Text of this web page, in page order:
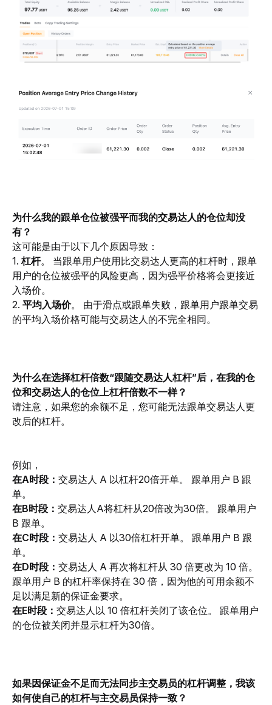
为什么我的跟单仓位被强平而我的交易达人的仓位却没
有？
这可能是由于以下几个原因导致：
1. 杠杆。 当跟单用户使用比交易达人更高的杠杆时，跟单
用户的仓位被强平的风险更高，因为强平价格将会更接近
入场价。
2. 平均入场价。 由于滑点或跟单失败，跟单用户跟单交易
的平均入场价格可能与交易达人的不完全相同。
为什么在选择杠杆倍数“跟随交易达人杠杆”后，在我的仓
位和交易达人的仓位上杠杆倍数不一样？
请注意，如果您的余额不足，您可能无法跟单交易达人更
改后的杠杆。
例如，
在A时段： 交易达人 A 以杠杆20倍开单。 跟单用户 B 跟
单。
在B时段： 交易达人A将杠杆从20倍改为30倍。 跟单用户
B 跟单。
在C时段： 交易达人 A 以30倍杠杆开单。 跟单用户 B 跟
单。
在D时段： 交易达人 A 再次将杠杆从 30 倍更改为 10 倍。
跟单用户 B 的杠杆率保持在 30 倍，因为他的可用余额不
足以满足新的保证金要求。
在E时段： 交易达人以 10 倍杠杆关闭了该仓位。 跟单用户
的仓位被关闭并显示杠杆为30倍。
如果因保证金不足而无法同步主交易员的杠杆调整，我该
如何使自己的杠杆与主交易员保持一致？